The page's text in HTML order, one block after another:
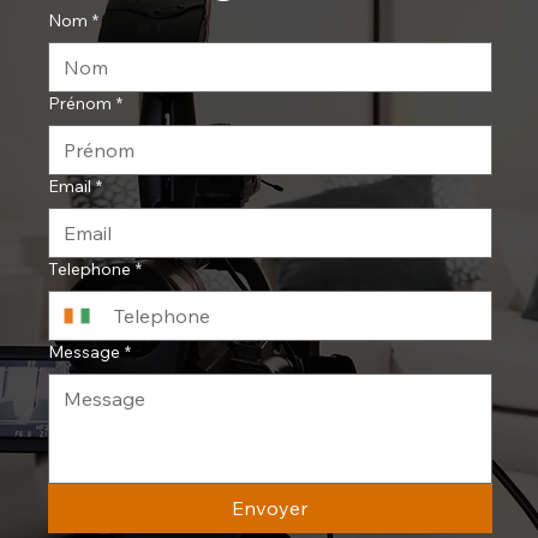
Nom *
Prénom *
Email *
Telephone *
Message *
Envoyer